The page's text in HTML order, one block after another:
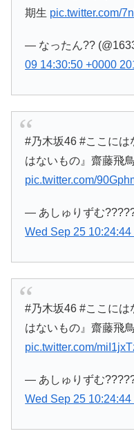
期生 pic.twitter.com/
— なったん??
09 14:30:50 +0000
#乃木坂46 #ここには
はないもの』齋藤飛
pic.twitter.com/
— あしゅりずむ
Wed Sep 25
#乃木坂46 #ここには
はないもの』齋藤飛
pic.twitter.com/
— あしゅりずむ
Wed Sep 25